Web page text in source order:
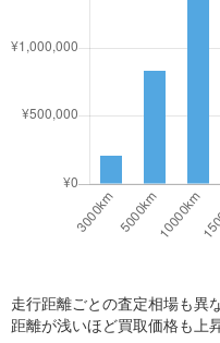
走行距離ごとの査定相場も異
距離が浅いほど買取価格も上